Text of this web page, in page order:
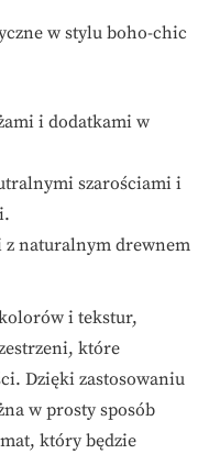
w stylu boho-chic
i dodatkami w
szarościami i
naturalnym drewnem
i tekstur,
które
Dzięki zastosowaniu
w prosty sposób
który będzie